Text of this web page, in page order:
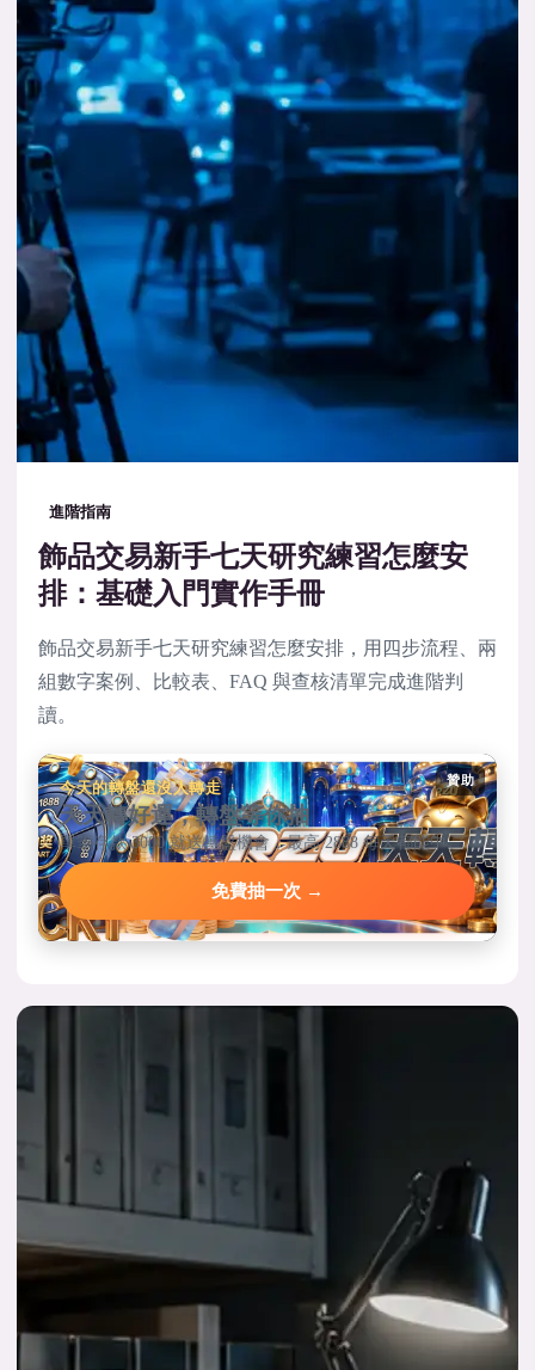
進階指南
飾品交易新手七天研究練習怎麼安
排：基礎入門實作手冊
飾品交易新手七天研究練習怎麼安排，用四步流程、兩
組數字案例、比較表、FAQ 與查核清單完成進階判
讀。
贊助
今天的轉盤還沒人轉走
天天轉好運，轉盤等你抽
單筆存款 3000 就送轉盤機會，最高 2888 每天都能中。
免費抽一次 →